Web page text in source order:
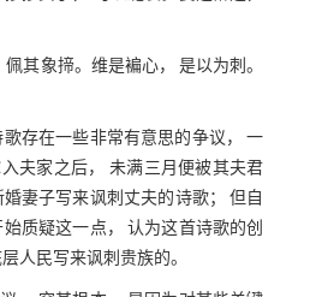
其象揥。维是褊心， 是以为刺。
存在一些非常有意思的争议， 一
夫家之后， 未满三月便被其夫君
妻子写来讽刺丈夫的诗歌； 但自
质疑这一点， 认为这首诗歌的创
人民写来讽刺贵族的。